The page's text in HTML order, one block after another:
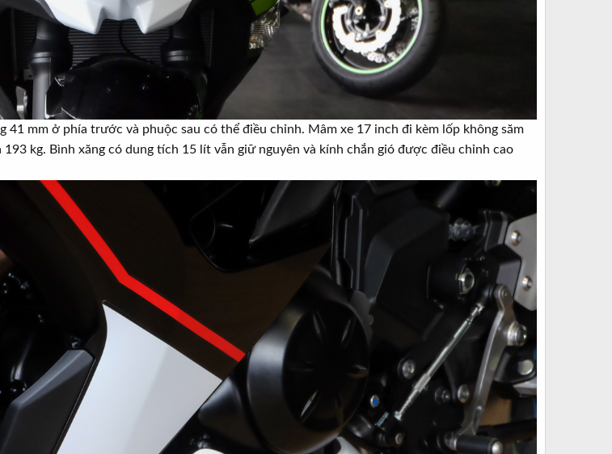
41 mm ở phía trước và phuộc sau có thể điều chỉnh. Mâm xe 17 inch đi kèm lốp không săm
kg. Bình xăng có dung tích 15 lít vẫn giữ nguyên và kính chắn gió được điều chỉnh cao